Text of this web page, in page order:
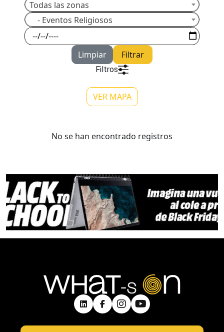
Filtros
Todas las zonas
- Eventos Religiosos
Limpiar Filtrar
VER MAPA
No se han encontrado registros